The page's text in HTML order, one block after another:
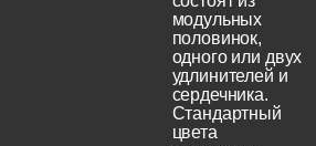
модульных
половинок,
одного или двух
удлинителей и
сердечника.
Стандартный
цвета